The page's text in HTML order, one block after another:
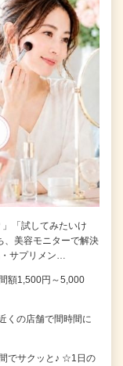
」「試してみたいけ
、美容モニターで解決
サプリメン…
額1,500円～5,000
の店舗で間時間に
でサクッと♪ ☆1日の